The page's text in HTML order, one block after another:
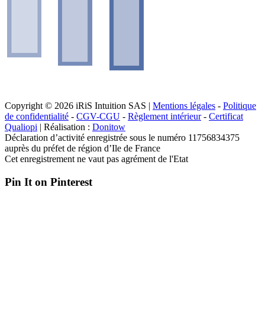
Copyright © 2026 iRiS Intuition SAS | Mentions légales - Politique
de confidentialité - CGV-CGU - Règlement intérieur- Certificat
Qualiopi | Réalisation : Donitow
Déclaration d’activité enregistrée sous le numéro 11756834375
auprès du préfet de région d’Ile de France
Cet enregistrement ne vaut pas agrément de l'Etat
Pin It on Pinterest